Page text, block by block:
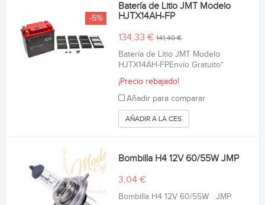
-5%
Batería de Litio JMT Modelo
HJTX14AH-FP
134,33 €141,40 €
Batería de Litio JMT Modelo
HJTX14AH-FPEnvío Gratuito*
¡Precio rebajado!
Añadir para comparar
AÑADIR A LA CESTA
Bombilla H4 12V 60/55W JMP
3,04 €
Bombilla H4 12V 60/55W JMP